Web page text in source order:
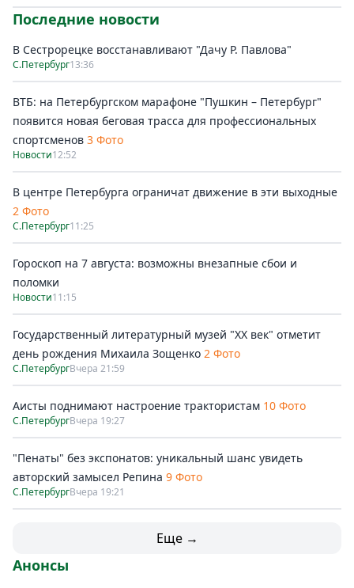
Последние новости
В Сестрорецке восстанавливают "Дачу Р. Павлова"
С.Петербург13:36
ВТБ: на Петербургском марафоне "Пушкин – Петербург"
появится новая беговая трасса для профессиональных
спортсменов 3 Фото
Новости12:52
В центре Петербурга ограничат движение в эти выходные
2 Фото
С.Петербург11:25
Гороскоп на 7 августа: возможны внезапные сбои и
поломки
Новости11:15
Государственный литературный музей "ХХ век" отметит
день рождения Михаила Зощенко 2 Фото
С.ПетербургВчера 21:59
Аисты поднимают настроение трактористам 10 Фото
С.ПетербургВчера 19:27
"Пенаты" без экспонатов: уникальный шанс увидеть
авторский замысел Репина 9 Фото
С.ПетербургВчера 19:21
Еще →
Анонсы